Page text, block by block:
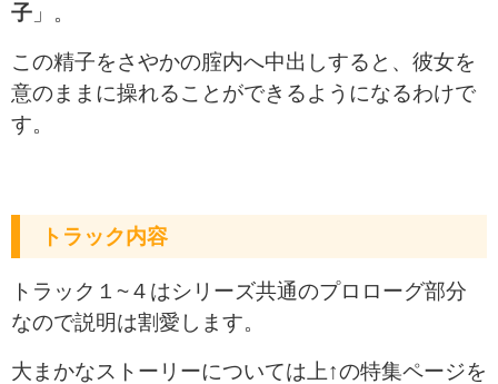
子 」。
この精子をさやかの腟内へ中出しすると、彼女を
意のままに操れることができるようになるわけで
す。
トラック内容
トラック１~４はシリーズ共通のプロローグ部分
なので説明は割愛します。
大まかなストーリーについては上↑の特集ページを